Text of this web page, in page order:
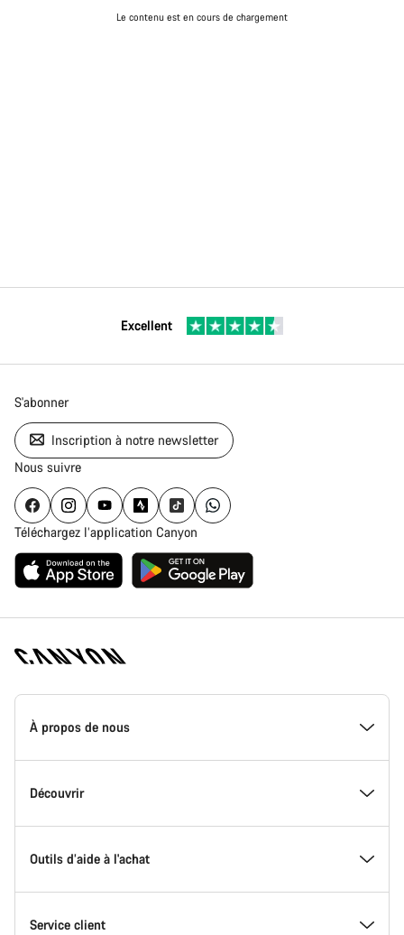
Le contenu est en cours de chargement
Excellent
S'abonner
Inscription à notre newsletter
Nous suivre
Téléchargez l’application Canyon
Page
d'accueil
Canyon
-
Canyon
À propos de nous
Inside Canyon
L'innovation chez Canyon
Canyon Factory Racing
Découvrir
Evénements
Trouver les emplacements Canyon
Outils d’aide à l'achat
Trouvez votre Modèle
Service client